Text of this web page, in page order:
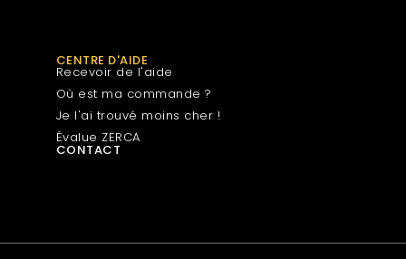
CENTRE D'AIDE
Recevoir de l'aide
Où est ma commande ?
Je l'ai trouvé moins cher !
Évalue ZERCA
CONTACT